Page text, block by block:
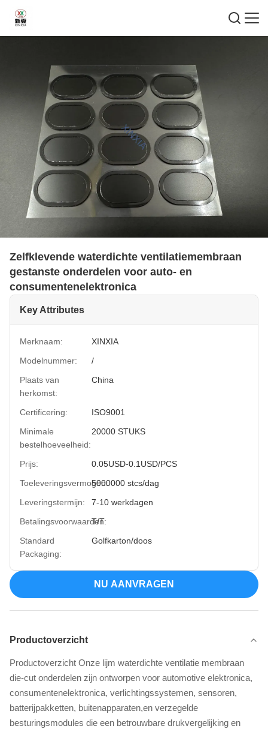
Zelfklevende waterdichte ventilatiemembraan
gestanste onderdelen voor auto- en
consumentenelektronica
Key Attributes
Merknaam:
XINXIA
Modelnummer:
/
Plaats van
herkomst:
China
Certificering:
ISO9001
Minimale
bestelhoeveelheid:
20000 STUKS
Prijs:
0.05USD-0.1USD/PCS
Toeleveringsvermogen:5000000 stcs/dag
Leveringstermijn:
7-10 werkdagen
Betalingsvoorwaarden:
T/T
Standard
Packaging:
Golfkarton/doos
NU AANVRAGEN
Productoverzicht
Productoverzicht Onze lijm waterdichte ventilatie membraan
die-cut onderdelen zijn ontworpen voor automotive elektronica,
consumentenelektronica, verlichtingssystemen, sensoren,
batterijpakketten, buitenapparaten,en verzegelde
besturingsmodules die een betrouwbare drukvergelijking en